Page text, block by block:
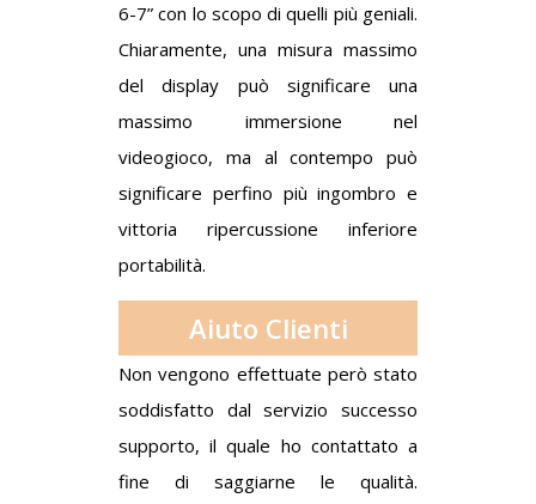
6-7” con lo scopo di quelli più geniali.
Chiaramente, una misura massimo
del display può significare una
massimo immersione nel
videogioco, ma al contempo può
significare perfino più ingombro e
vittoria ripercussione inferiore
portabilità.
Aiuto Clienti
Non vengono effettuate però stato
soddisfatto dal servizio successo
supporto, il quale ho contattato a
fine di saggiarne le qualità.